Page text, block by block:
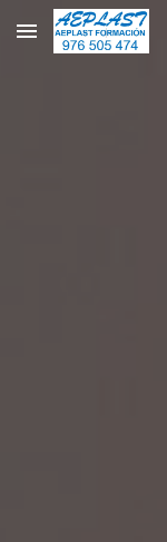
Skip to main content